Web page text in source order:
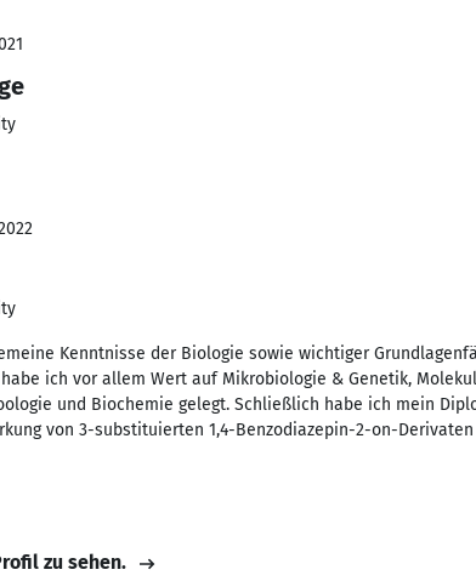
Kenntnisse der Biologie sowie wichtiger
ich vor allem Wert auf Mikrobiologie & Genetik,
und Biochemie gelegt. Schließlich habe ich mein
von 3-substituierten 1,4-Benzodiazepin-2-on-
zu sehen.